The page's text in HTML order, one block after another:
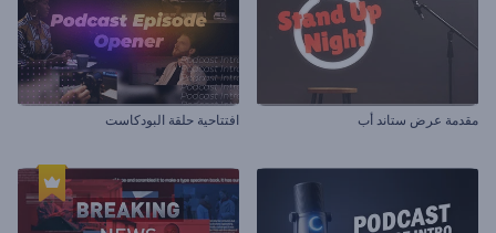
مقدمة عرض ستاند أب افتتاحية حلقة البودكاست